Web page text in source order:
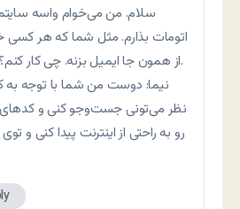
سلام. من می‌خوام واسه
اتومات بذارم. مثل شما که هر
از همون جا ایمیل بزنه. چی کار کنم؟ مرسی.
نیما: دوست من شما با توجه به
نظر می‌تونی جست‌وجو کنی و
رو به راحتی از اینترنت پیدا کنی و